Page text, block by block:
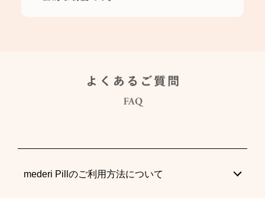
mederi Pillのご利用方法について